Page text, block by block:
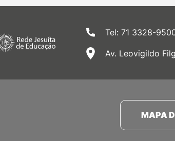
Tel: 71 3328-
Av. Leovigildo
MAPA